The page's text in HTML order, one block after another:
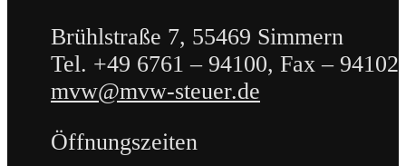
Brühlstraße 7, 55469 Simmern
Tel. +49 6761 – 94100, Fax –
mvw@mvw-steuer.de
Öffnungszeiten